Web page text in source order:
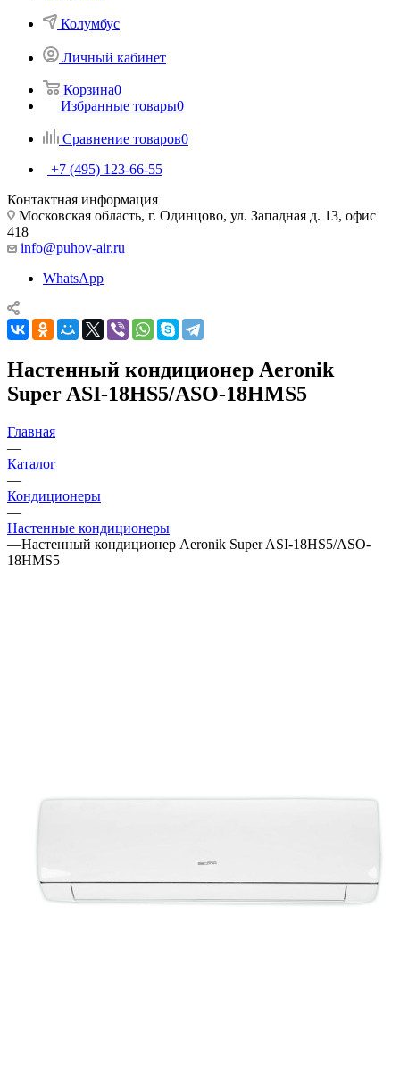
Колумбус
Личный кабинет
Корзина0
Избранные товары0
Сравнение товаров0
+7 (495) 123-66-55
Контактная информация
Московская область, г. Одинцово, ул. Западная д. 13, офис
418
info@puhov-air.ru
WhatsApp
Настенный кондиционер Aeronik
Super ASI-18HS5/ASO-18HMS5
Главная
—
Каталог
—
Кондиционеры
—
Настенные кондиционеры
—Настенный кондиционер Aeronik Super ASI-18HS5/ASO-
18HMS5